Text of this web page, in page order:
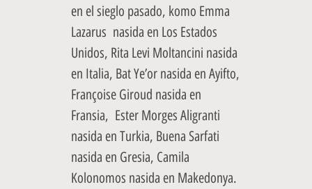
en el sieglo pasado, komo Emma
Lazarus nasida en Los Estados
Unidos, Rita Levi Moltancini nasida
en Italia, Bat Ye’or nasida en Ayifto,
Françoise Giroud nasida en
Fransia, Ester Morges Aligranti
nasida en Turkia, Buena Sarfati
nasida en Gresia, Camila
Kolonomos nasida en Makedonya.